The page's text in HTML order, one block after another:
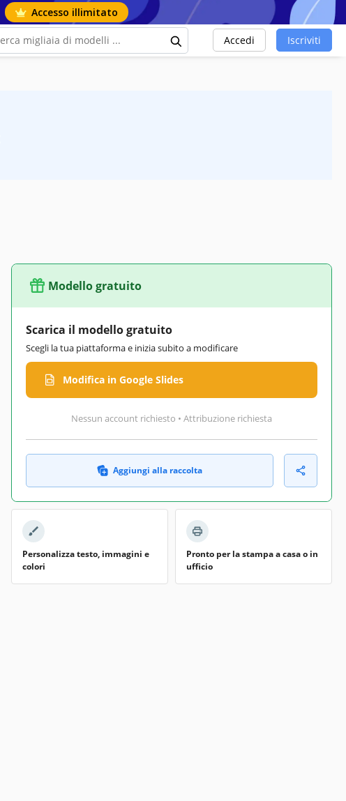
Accesso illimitato
Accedi Iscriviti
Modello gratuito
Scarica il modello gratuito
Scegli la tua piattaforma e inizia subito a modificare
Modifica in Google Slides
Nessun account richiesto • Attribuzione richiesta
Aggiungi alla raccolta
Personalizza testo, immagini e
colori
Pronto per la stampa a casa o in
ufficio